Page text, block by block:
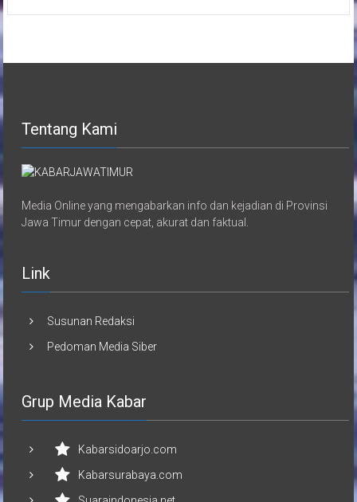
Tentang Kami
Media Online yang mengabarkan info dan kejadian di Provinsi
Jawa Timur dengan cepat, akurat dan faktual.
Link
Susunan Redaksi
Pedoman Media Siber
Grup Media Kabar
Kabarsidoarjo.com
Kabarsurabaya.com